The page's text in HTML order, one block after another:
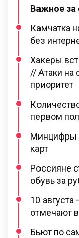
Важное за
Камчатка
без
Хакеры
// Атаки на
приоритет
первом
Минцифры
карт
Россияне
обувь за
10
отмечают
Бьют по